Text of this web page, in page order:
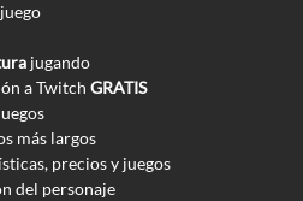
jugando
a Twitch GRATIS
más largos
precios y juegos
del personaje